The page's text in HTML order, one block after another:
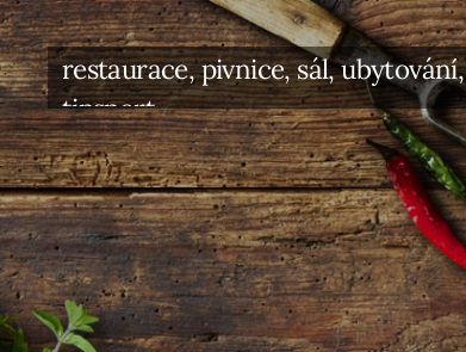
restaurace, pivnice, sál, ubytování,
tipsport